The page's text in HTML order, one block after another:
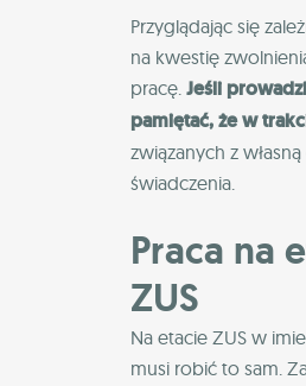
Przyglądając się
na kwestię
pracę. Jeśli
pamiętać, że w
związanych z
świadczenia.
Praca na
ZUS
Na etacie ZUS w
musi robić to sam.